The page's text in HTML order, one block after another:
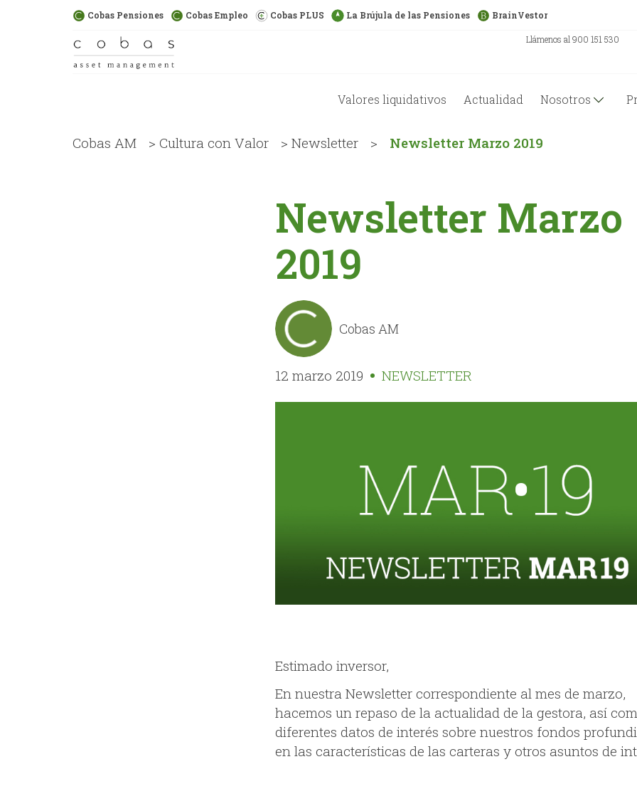
Cobas Pensiones Cobas Empleo Cobas PLUS La Brújula de las Pensiones BrainVestor
Llámenos al 900 151 530
Valores liquidativos Actualidad Nosotros
Cobas AM > Cultura con Valor > Newsletter > Newsletter Marzo 2019
Newsletter Marzo
2019
Cobas AM
12 marzo 2019 NEWSLETTER
Estimado inversor,
En nuestra Newsletter correspondiente al mes de marzo,
hacemos un repaso de la actualidad de la gestora, así
diferentes datos de interés sobre nuestros fondos
en las características de las carteras y otros asuntos de